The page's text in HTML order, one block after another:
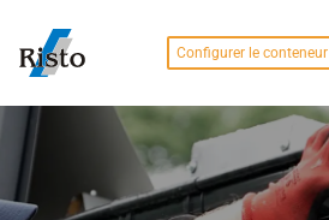
Configurer le conteneur